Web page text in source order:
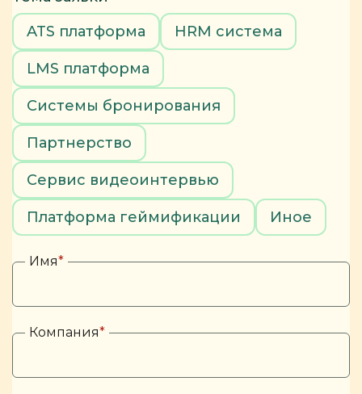
ATS платформа
HRM система
LMS платформа
Системы бронирования
Партнерство
Сервис видеоинтервью
Платформа геймификации Иное
Имя*
Компания*